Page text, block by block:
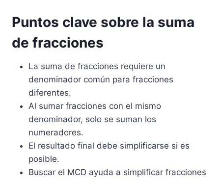
Puntos clave sobre la suma
de fracciones
La suma de fracciones requiere un
denominador común para fracciones
diferentes.
Al sumar fracciones con el mismo
denominador, solo se suman los
numeradores.
El resultado final debe simplificarse si es
posible.
Buscar el MCD ayuda a simplificar fracciones